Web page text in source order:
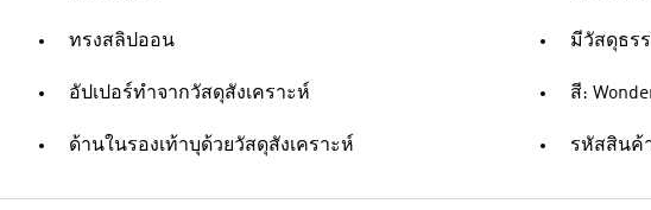
ทรงสลิปออน
อัปเปอร์ทำจากวัสดุสังเคราะห์
ด้านในรองเท้าบุด้วยวัสดุสังเคราะห์
มีวัสดุธร
สี:
รหัสสินค้